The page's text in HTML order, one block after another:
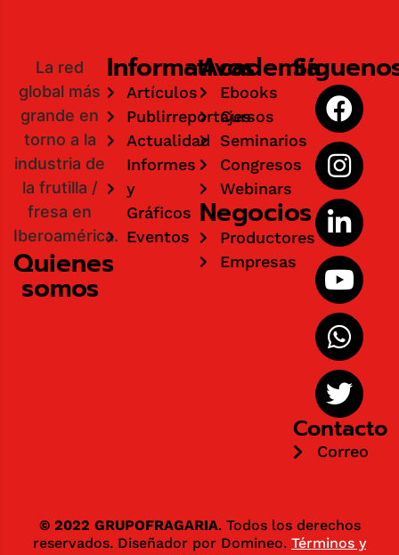
La red
global más
grande en
torno a la
industria de
la frutilla /
fresa en
Iberoamérica.
Quienes
somos
Informativos
Artículos
Publirreportajes
Actualidad
Informes
y
Gráficos
Eventos
Academia
Ebooks
Cursos
Seminarios
Congresos
Webinars
Negocios
Productores
Empresas
Contacto
Correo
© 2022 GRUPOFRAGARIA. Todos los derechos
reservados. Diseñador por Domineo. Términos y